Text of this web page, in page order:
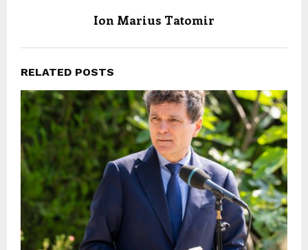
Ion Marius Tatomir
RELATED POSTS